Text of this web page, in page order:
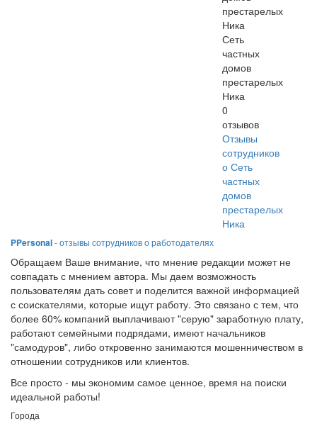
Сеть
частных
домов
престарелых
Ника
0
отзывов
Отзывы
сотрудников
о Сеть
частных
домов
престарелых
Ника
PPersonal- отзывы сотрудников о работодателях
Обращаем Ваше внимание, что мнение редакции может не
совпадать с мнением автора. Мы даем возможность
пользователям дать совет и поделится важной информацией
с соискателями, которые ищут работу. Это связано с тем, что
более 60% компаний выплачивают "серую" заработную плату,
работают семейными подрядами, имеют начальников
"самодуров", либо откровенно занимаются мошенничеством в
отношении сотрудников или клиентов.
Все просто - мы экономим самое ценное, время на поиски
идеальной работы!
Города